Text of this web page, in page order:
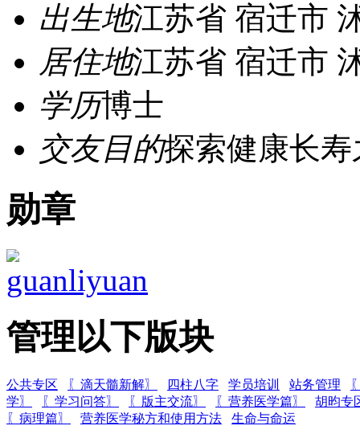
出生地江苏省 宿迁市
居住地江苏省 宿迁市
学历博士
交友目的探索健康长寿
勋章
管理以下版块
公共专区 〖滴天髓新解〗 四柱八字 学员培训 站务管理
学〗
〖学习问答〗 〖版主交流〗 〖营养医学篇〗
胡昀专
〖病理篇〗
营养医学秘方和使用方法 生命与命运